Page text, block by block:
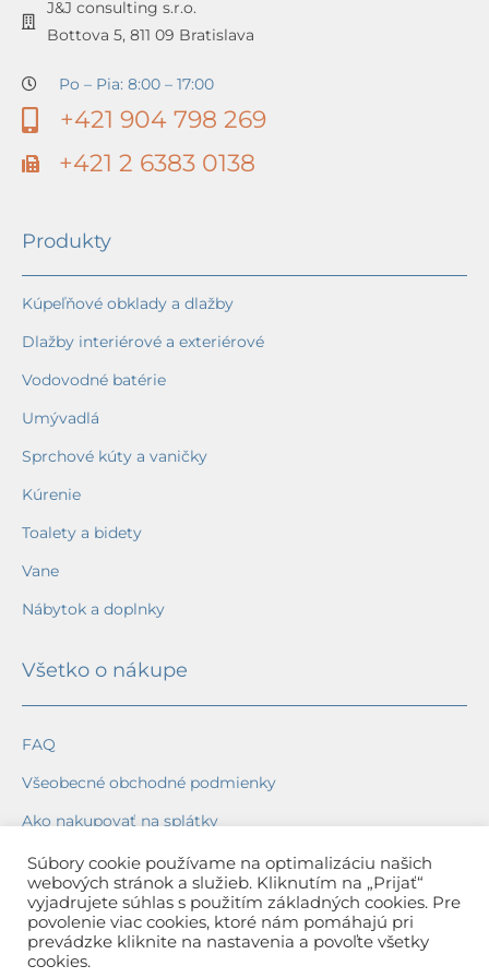
J&J consulting s.r.o.
Bottova 5, 811 09 Bratislava
Po – Pia: 8:00 – 17:00
+421 904 798 269
+421 2 6383 0138
Produkty
Kúpeľňové obklady a dlažby
Dlažby interiérové a exteriérové
Vodovodné batérie
Umývadlá
Sprchové kúty a vaničky
Kúrenie
Toalety a bidety
Vane
Nábytok a doplnky
Všetko o nákupe
FAQ
Všeobecné obchodné podmienky
Ako nakupovať na splátky
Ochrana osobných údajov
Reklamačný poriadok
Spôsob a cena dopravy
Súbory cookie používame na optimalizáciu našich
webových stránok a služieb. Kliknutím na „Prijať“
vyjadrujete súhlas s použitím základných cookies. Pre
povolenie viac cookies, ktoré nám pomáhajú pri
prevádzke kliknite na nastavenia a povoľte všetky
cookies.